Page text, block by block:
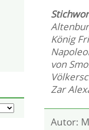
König
von
Zar
Autor: